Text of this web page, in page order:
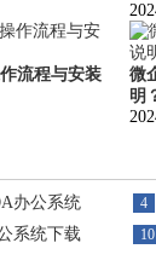
流程与安装
微
明
办公系统 4
系统下载 10